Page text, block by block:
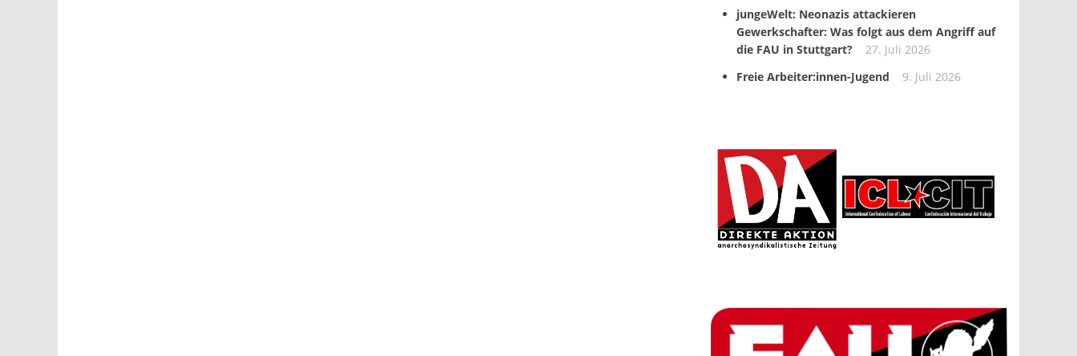
jungeWelt: Neonazis attackieren
Gewerkschafter: Was folgt aus dem Angriff auf
die FAU in Stuttgart?
27. Juli 2026
Freie Arbeiter:innen-Jugend
9. Juli 2026